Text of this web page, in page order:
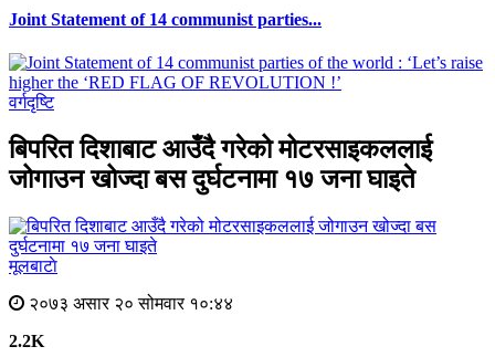
Joint Statement of 14 communist parties...
वर्गदृष्टि
बिपरित दिशाबाट आउँदै गरेको मोटरसाइकललाई
जोगाउन खोज्दा बस दुर्घटनामा १७ जना घाइते
मूलबाटाे
२०७३ असार २० सोमवार १०:४४
2.2K